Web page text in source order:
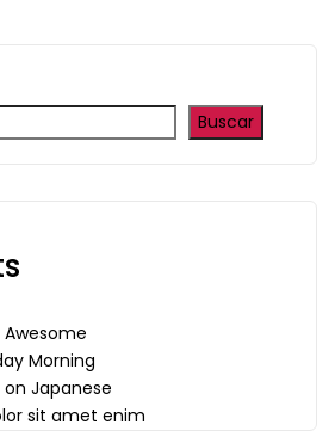
Buscar
Awesome
Morning
Japanese
sit amet enim